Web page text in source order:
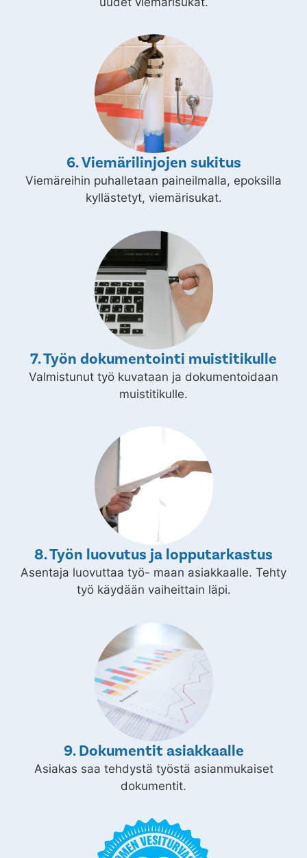
6. Viemärilinjojen sukitus
Viemäreihin puhalletaan paineilmalla, epoksilla
kyllästetyt, viemärisukat.
7. Työn dokumentointi muistitikulle
Valmistunut työ kuvataan ja dokumentoidaan
muistitikulle.
8. Työn luovutus ja lopputarkastus
Asentaja luovuttaa työ- maan asiakkaalle. Tehty
työ käydään vaiheittain läpi.
9. Dokumentit asiakkaalle
Asiakas saa tehdystä työstä asianmukaiset
dokumentit.